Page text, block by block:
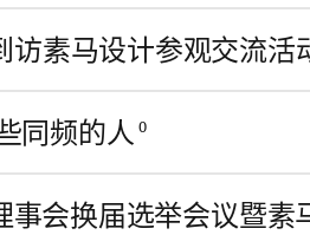
素马设计参观交流活
同频的人 0
会换届选举会议暨素